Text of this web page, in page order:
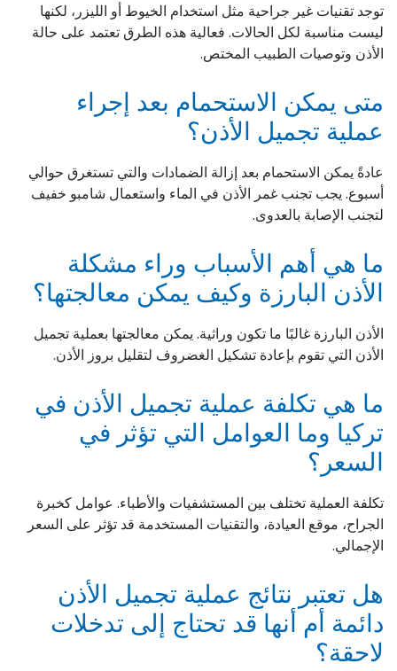
توجد تقنيات غير جراحية مثل استخدام الخيوط أو الليزر، لكنها
ليست مناسبة لكل الحالات. فعالية هذه الطرق تعتمد على حالة
الأذن وتوصيات الطبيب المختص.
متى يمكن الاستحمام بعد إجراء
عملية تجميل الأذن؟
عادةً يمكن الاستحمام بعد إزالة الضمادات والتي تستغرق حوالي
أسبوع. يجب تجنب غمر الأذن في الماء واستعمال شامبو خفيف
لتجنب الإصابة بالعدوى.
ما هي أهم الأسباب وراء مشكلة
الأذن البارزة وكيف يمكن معالجتها؟
الأذن البارزة غالبًا ما تكون وراثية. يمكن معالجتها بعملية تجميل
الأذن التي تقوم بإعادة تشكيل الغضروف لتقليل بروز الأذن.
ما هي تكلفة عملية تجميل الأذن في
تركيا وما العوامل التي تؤثر في
السعر؟
تكلفة العملية تختلف بين المستشفيات والأطباء. عوامل كخبرة
الجراح، موقع العيادة، والتقنيات المستخدمة قد تؤثر على السعر
الإجمالي.
هل تعتبر نتائج عملية تجميل الأذن
دائمة أم أنها قد تحتاج إلى تدخلات
لاحقة؟